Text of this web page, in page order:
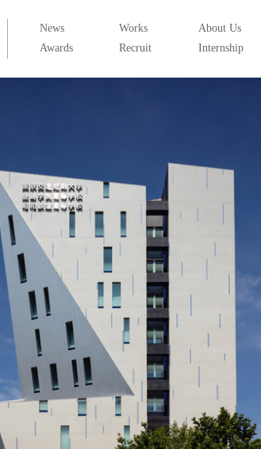
News Works About Us
Awards
Recruit Internship